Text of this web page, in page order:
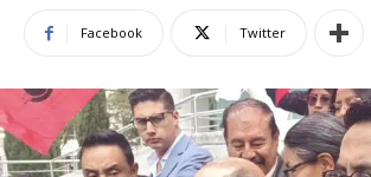
Facebook Twitter